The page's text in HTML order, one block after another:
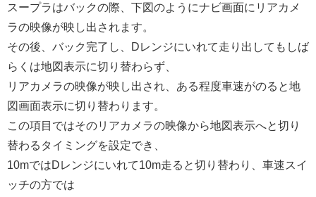
スープラはバックの際、下図のようにナビ画面にリアカメ
ラの映像が映し出されます。
その後、バック完了し、Dレンジにいれて走り出してもしば
らくは地図表示に切り替わらず、
リアカメラの映像が映し出され、ある程度車速がのると地
図画面表示に切り替わります。
この項目ではそのリアカメラの映像から地図表示へと切り
替わるタイミングを設定でき、
10mではDレンジにいれて10m走ると切り替わり、車速スイ
ッチの方では